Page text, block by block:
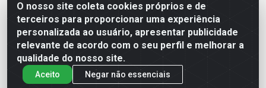
O nosso site coleta cookies próprios e de
terceiros para proporcionar uma experiência
personalizada ao usuário, apresentar publicidade
relevante de acordo com o seu perfil e melhorar a
qualidade do nosso site.
Aceito Negar não essenciais
MR Distribuidora - Rua Hortêncio Ribeiro de Luna, 3777 -
Distrito Industrial, João Pessoa/PB - CEP 58081-400 - CNPJ
35.428.312/0001-85